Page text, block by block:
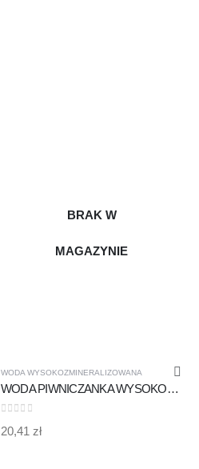
BRAK W
MAGAZYNIE
WODA WYSOKOZMINERALIZOWANA
WODA PIWNICZANKA WYSOKONASYCONA CO2 0,7l SZKŁO /6 SZTUK WYSOKOZMINERALIZOWANA
20,41 zł